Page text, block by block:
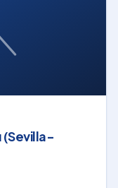
(Sevilla-